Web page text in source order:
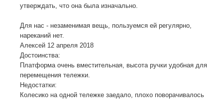
утверждать, что она была изначально.
Для нас - незаменимая вещь, пользуемся ей регулярно,
нареканий нет.
Алексей 12 апреля 2018
Достоинства:
Платформа очень вместительная, высота ручки удобная для
перемещения тележки.
Недостатки:
Колесико на одной тележке заедало, плохо поворачивалось